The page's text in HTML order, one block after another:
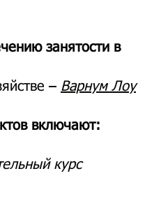
занятости в
– Варнум Лоу
включают:
курс